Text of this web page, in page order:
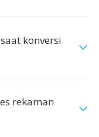
konversi
rekaman